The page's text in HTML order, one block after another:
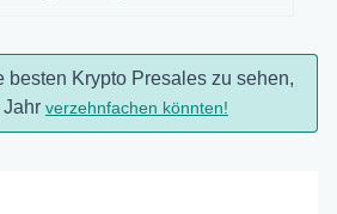
besten Krypto Presales zu sehen,
verzehnfachen könnten!